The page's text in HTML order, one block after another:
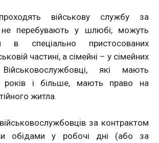
військову службу за
не перебувають у шлюбі, можуть
в спеціально пристосованих
частині, а сімейні – у сімейних
Військовослужбовці, які мають
і більше, мають право на
житла.
за контрактом
обідами у робочі дні (або за